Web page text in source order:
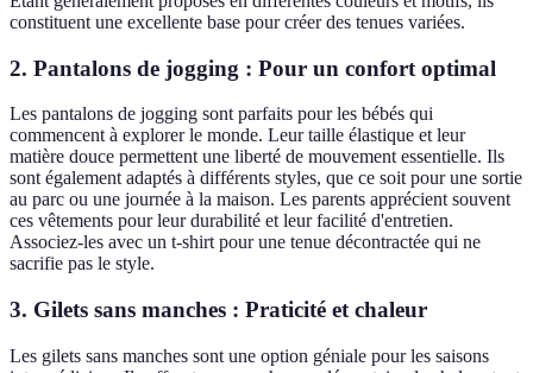
constituent une excellente base pour créer des tenues variées.
2. Pantalons de jogging : Pour un confort optimal
Les pantalons de jogging sont parfaits pour les bébés qui
commencent à explorer le monde. Leur taille élastique et leur
matière douce permettent une liberté de mouvement essentielle. Ils
sont également adaptés à différents styles, que ce soit pour une sortie
au parc ou une journée à la maison. Les parents apprécient souvent
ces vêtements pour leur durabilité et leur facilité d'entretien.
Associez-les avec un t-shirt pour une tenue décontractée qui ne
sacrifie pas le style.
3. Gilets sans manches : Praticité et chaleur
Les gilets sans manches sont une option géniale pour les saisons